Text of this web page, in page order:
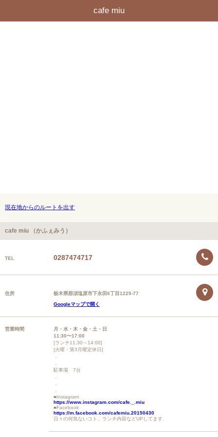
cafe miu
現在地からのルートを出す
cafe miu （かふぇみう）
TEL 0287474717
住所
栃木県那須塩原市下永田6丁目1229-77
Googleマップで開く
営業時間
月・水・木・金・土・日
11:30〜17:00
[ランチ11:30～14:00]
[火曜・第3月曜定休日]
駐車場 7台
■Instagram
https://www.instagram.com/cafe._.miu
■Facebook
https://m.facebook.com/cafemiu.20150430
日々の何気ないコト、ランチ内容などUPしてます.